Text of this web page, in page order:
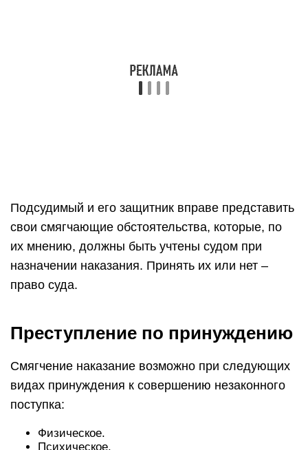
Подсудимый и его защитник вправе представить
свои смягчающие обстоятельства, которые, по
их мнению, должны быть учтены судом при
назначении наказания. Принять их или нет –
право суда.
Преступление по принуждению
Смягчение наказание возможно при следующих
видах принуждения к совершению незаконного
поступка:
Физическое.
Психическое.